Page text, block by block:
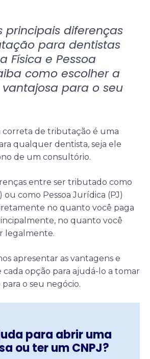
principais diferenças
para dentistas
Física e Pessoa
como escolher a
para o seu
correta de tributação é uma
qualquer dentista, seja ele
de um consultório.
entre ser tributado como
ou como Pessoa Jurídica (PJ)
no quanto você paga
no quanto você
legalmente.
apresentar as vantagens e
cada opção para ajudá-lo a tomar
o seu negócio.
para abrir uma
ou ter um CNPJ?